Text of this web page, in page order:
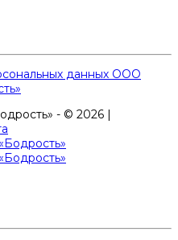
данных ООО
- © 2026 |